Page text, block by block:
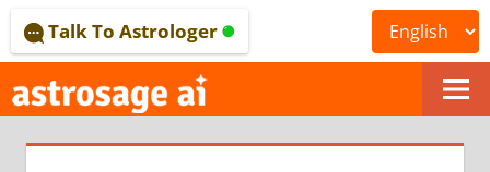
to
content
ONLINE
ASTROLOGICAL
Talk To Astrologer